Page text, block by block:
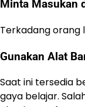
Minta Masukan
Terkadang orang
Gunakan Alat
Saat ini tersedia
gaya belajar.